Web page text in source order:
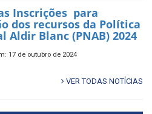
Inscrições para
dos recursos da Política
Aldir Blanc (PNAB) 2024
17 de outubro de 2024
VER TODAS NOTÍCIAS